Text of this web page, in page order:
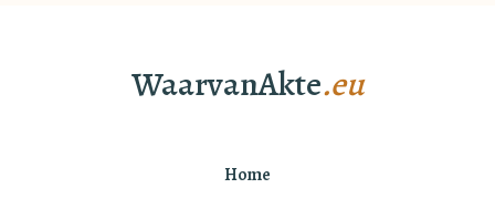
WaarvanAkte.eu
Home